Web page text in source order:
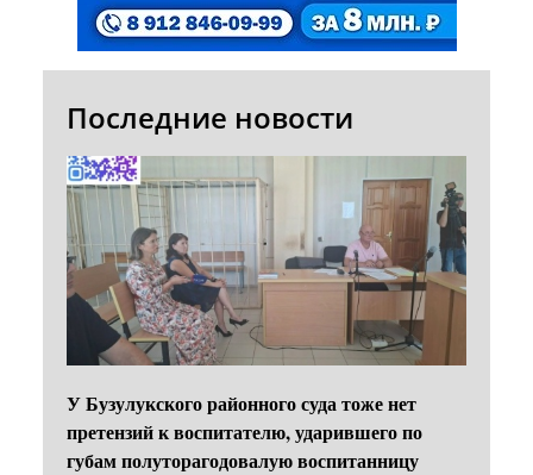
Последние новости
У Бузулукского районного суда тоже нет
претензий к воспитателю, ударившего по
губам полуторагодовалую воспитанницу